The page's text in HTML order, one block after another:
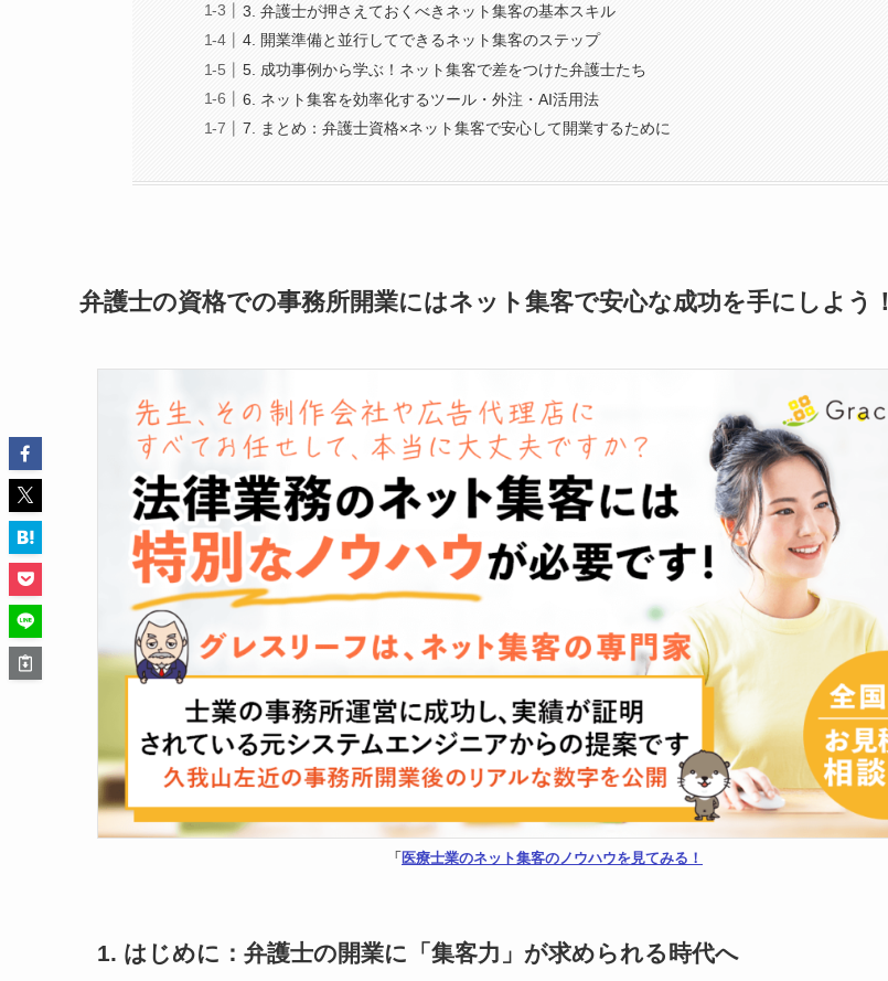
3. 弁護士が押さえておくべきネット集客の基本スキル
4. 開業準備と並行してできるネット集客のステップ
5. 成功事例から学ぶ！ネット集客で差をつけた弁護士たち
6. ネット集客を効率化するツール・外注・AI活用法
7. まとめ：弁護士資格×ネット集客で安心して開業するために
弁護士の資格での事務所開業にはネット集客で安心な成功を手にしよう！
「 医療士業のネット集客のノウハウを見てみる！
1. はじめに：弁護士の開業に「集客力」が求められる時代へ